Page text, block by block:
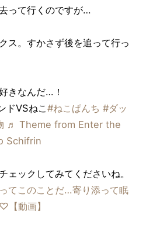
って行くのですが…
ス。すかさず後を追って行っ
きなんだ…！
ドVSねこ#ねこぱんち #ダッ
♬ Theme from Enter the
Schifrin
ェックしてみてくださいね。
てこのことだ…寄り添って眠
【動画】